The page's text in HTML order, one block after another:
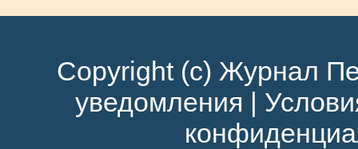
Copyright (c) Журнал
уведомления |